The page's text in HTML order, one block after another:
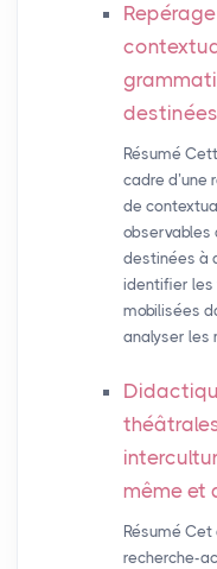
Résumé
cadre d’une
de
observables
destinées à
identifier
mobilisées
analyser les
même et
Résumé
recherche-